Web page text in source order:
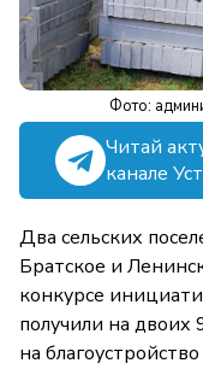
Фото:
Читай
канале
Два сельских
Братское и
конкурсе
получили на двоих
на